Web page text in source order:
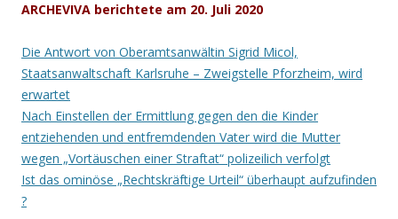
ARCHEVIVA berichtete am 20. Juli 2020
Die Antwort von Oberamtsanwältin Sigrid Micol,
Staatsanwaltschaft Karlsruhe – Zweigstelle Pforzheim, wird
erwartet
Nach Einstellen der Ermittlung gegen den die Kinder
entziehenden und entfremdenden Vater wird die Mutter
wegen „Vortäuschen einer Straftat“ polizeilich verfolgt
Ist das ominöse „Rechtskräftige Urteil“ überhaupt aufzufinden
?